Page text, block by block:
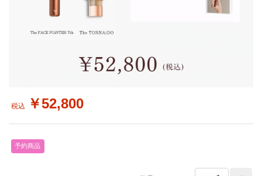
税込 ￥52,800
予約商品